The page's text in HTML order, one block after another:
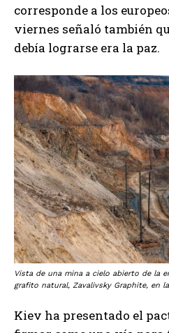
corresponde a los
viernes señaló también
debía lograrse era la paz.
Vista de una mina a cielo abierto de la
grafito natural, Zavalivsky Graphite, en
Kiev ha presentado el